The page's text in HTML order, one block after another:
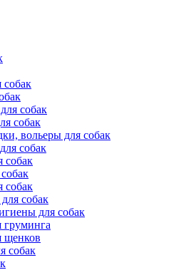
собак
собак
собак
вольеры для собак
собак
собак
собак
собак
для собак
груминга
щенков
собак